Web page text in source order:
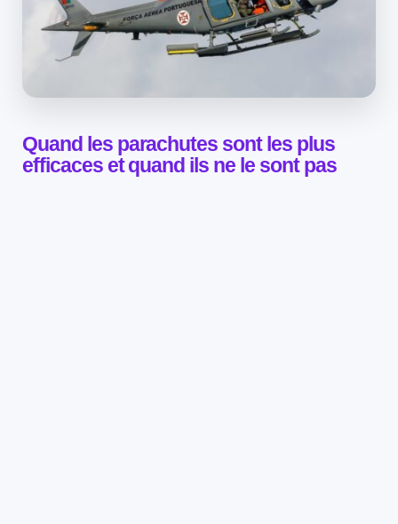
Quand les parachutes sont les plus
efficaces et quand ils ne le sont pas